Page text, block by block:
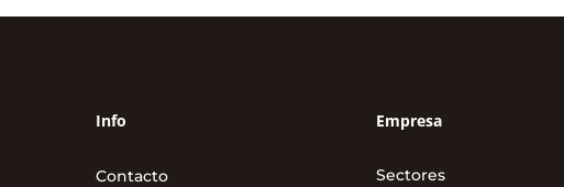
Info
Contacto
Empresa
Sectores